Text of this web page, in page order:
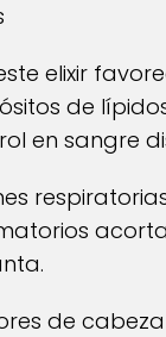
elixir
de
en sangre
de